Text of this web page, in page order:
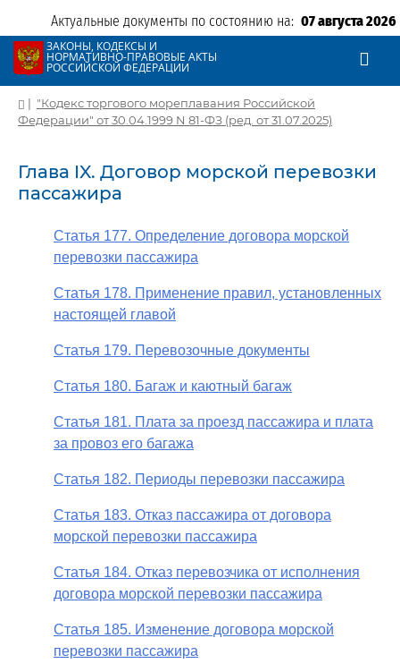
Актуальные документы по состоянию на: 07 августа 2026
ЗАКОНЫ, КОДЕКСЫ И
НОРМАТИВНО-ПРАВОВЫЕ АКТЫ
РОССИЙСКОЙ ФЕДЕРАЦИИ
| "Кодекс торгового мореплавания Российской
Федерации" от 30.04.1999 N 81-ФЗ (ред. от 31.07.2025)
Глава IX. Договор морской перевозки
пассажира
Статья 177. Определение договора морской
перевозки пассажира
Статья 178. Применение правил, установленных
настоящей главой
Статья 179. Перевозочные документы
Статья 180. Багаж и каютный багаж
Статья 181. Плата за проезд пассажира и плата
за провоз его багажа
Статья 182. Периоды перевозки пассажира
Статья 183. Отказ пассажира от договора
морской перевозки пассажира
Статья 184. Отказ перевозчика от исполнения
договора морской перевозки пассажира
Статья 185. Изменение договора морской
перевозки пассажира